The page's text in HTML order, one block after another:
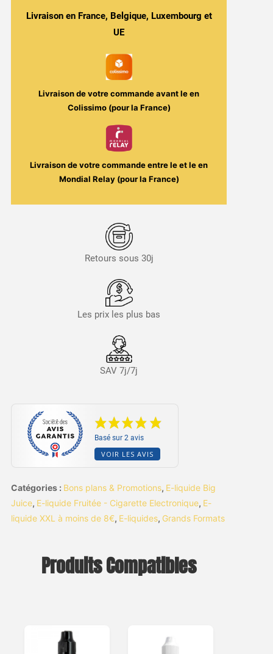
Livraison en France, Belgique, Luxembourg et
UE
Livraison de votre commande avant leen
Colissimo (pour la France)
Livraison de votre commande entre leet leen
Mondial Relay (pour la France)
Retours sous 30j
Les prix les plus bas
SAV 7j/7j
Basé sur 2 avis
VOIR LES AVIS
Catégories : Bons plans & Promotions, E-liquide Big
Juice, E-liquide Fruitée - Cigarette Electronique, E-
liquide XXL à moins de 8€, E-liquides, Grands Formats
Produits Compatibles